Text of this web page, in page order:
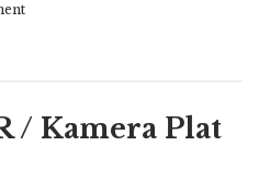
/ Kamera Plat